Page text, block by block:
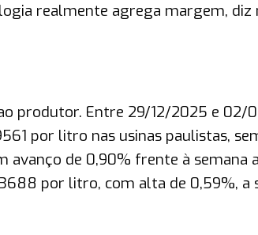
realmente agrega margem, diz
produtor. Entre 29/12/2025 e 02/
por litro nas usinas paulistas,
avanço de 0,90% frente à semana
por litro, com alta de 0,59%, a